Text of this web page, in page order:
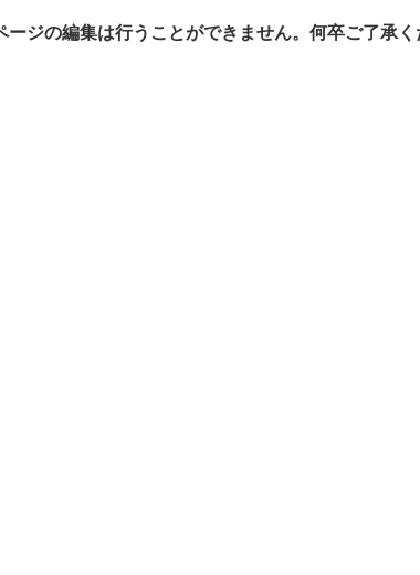
ジの編集は行うことができません。何卒ご了承